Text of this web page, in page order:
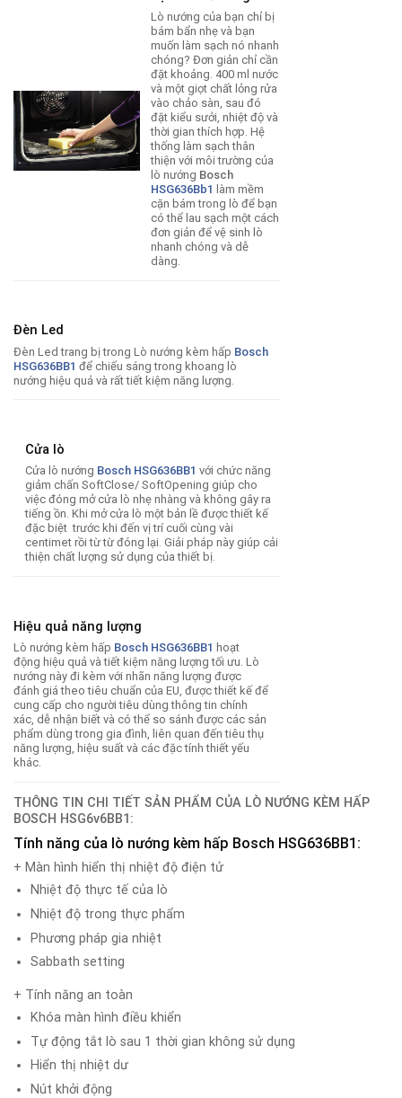
Lò nướng của bạn chỉ bị
bám bẩn nhẹ và bạn
muốn làm sạch nó nhanh
chóng? Đơn giản chỉ cần
đặt khoảng. 400 ml nước
và một giọt chất lỏng rửa
vào chảo sàn, sau đó
đặt kiểu sưởi, nhiệt độ và
thời gian thích hợp. Hệ
thống làm sạch thân
thiện với môi trường của
lò nướng Bosch
HSG636Bb1 làm mềm
cặn bám trong lò để bạn
có thể lau sạch một cách
đơn giản để vệ sinh lò
nhanh chóng và dễ
dàng.
Đèn Led
Đèn Led trang bị trong Lò nướng kèm hấp Bosch
HSG636BB1 để chiếu sáng trong khoang lò
nướng hiệu quả và rất tiết kiệm năng lượng.
Cửa lò
Cửa lò nướng Bosch HSG636BB1với chức năng
giảm chấn SoftClose/ SoftOpening giúp cho
việc đóng mở cửa lò nhẹ nhàng và không gây ra
tiếng ồn. Khi mở cửa lò một bản lề được thiết kế
đặc biệt trước khi đến vị trí cuối cùng vài
centimet rồi từ từ đóng lại. Giải pháp này giúp cải
thiện chất lượng sử dụng của thiết bị.
Hiệu quả năng lượng
Lò nướng kèm hấp Bosch HSG636BB1 hoạt
động hiệu quả và tiết kiệm năng lượng tối ưu. Lò
nướng này đi kèm với nhãn năng lượng được
đánh giá theo tiêu chuẩn của EU, được thiết kế để
cung cấp cho người tiêu dùng thông tin chính
xác, dễ nhận biết và có thể so sánh được các sản
phẩm dùng trong gia đình, liên quan đến tiêu thụ
năng lượng, hiệu suất và các đặc tính thiết yếu
khác.
THÔNG TIN CHI TIẾT SẢN PHẨM CỦA LÒ NƯỚNG KÈM HẤP
BOSCH HSG6v6BB1 :
Tính năng của lò nướng kèm hấp Bosch HSG636BB1:
+ Màn hình hiển thị nhiệt độ điện tử
Nhiệt độ thực tế của lò
Nhiệt độ trong thực phẩm
Phương pháp gia nhiệt
Sabbath setting
+ Tính năng an toàn
Khóa màn hình điều khiển
Tự động tắt lò sau 1 thời gian không sử dụng
Hiển thị nhiệt dư
Nút khởi động